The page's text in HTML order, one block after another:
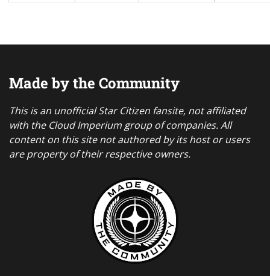
Made by the Community
This is an unofficial Star Citizen fansite, not affiliated
with the Cloud Imperium group of companies. All
content on this site not authored by its host or users
are property of their respective owners.